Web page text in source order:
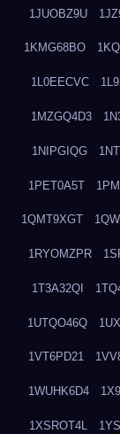
1JUOBZ9U
1KMG68BO
1L0EECVC
1MZGQ4D3
1NIPGIQG
1PET0A5T
1QMT9XGT
1RYOMZPR
1T3A32QI
1UTQO46Q
1VT6PD21
1WUHK6D4
1XSROT4L